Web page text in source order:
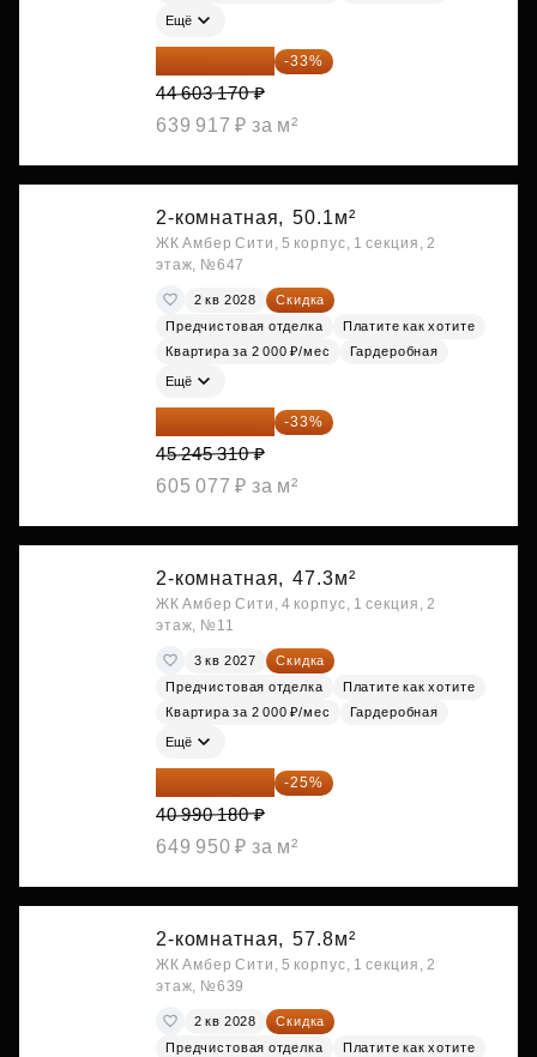
Ещё
29 884 124 ₽ -33%
44 603 170 ₽
639 917 ₽ за м²
2-комнатная, 50.1м²
ЖК Амбер Сити, 5 корпус, 1 секция, 2
этаж, №647
2 кв 2028
Скидка
Предчистовая отделка
Платите как хотите
Квартира за 2 000 ₽/мес
Гардеробная
Ещё
30 314 358 ₽ -33%
45 245 310 ₽
605 077 ₽ за м²
2-комнатная, 47.3м²
ЖК Амбер Сити, 4 корпус, 1 секция, 2
этаж, №11
3 кв 2027
Скидка
Предчистовая отделка
Платите как хотите
Квартира за 2 000 ₽/мес
Гардеробная
Ещё
30 742 635 ₽ -25%
40 990 180 ₽
649 950 ₽ за м²
2-комнатная, 57.8м²
ЖК Амбер Сити, 5 корпус, 1 секция, 2
этаж, №639
2 кв 2028
Скидка
Предчистовая отделка
Платите как хотите